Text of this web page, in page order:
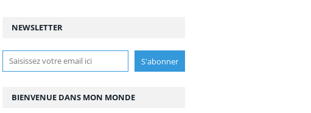
NEWSLETTER
BIENVENUE DANS MON MONDE